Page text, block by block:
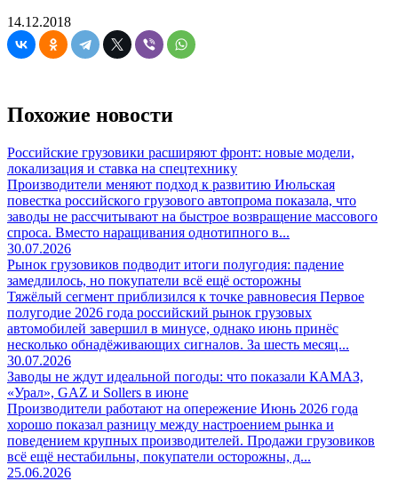
14.12.2018
Похожие новости
Российские грузовики расширяют фронт: новые модели,
локализация и ставка на спецтехнику
Производители меняют подход к развитию Июльская
повестка российского грузового автопрома показала, что
заводы не рассчитывают на быстрое возвращение массового
спроса. Вместо наращивания однотипного в...
30.07.2026
Рынок грузовиков подводит итоги полугодия: падение
замедлилось, но покупатели всё ещё осторожны
Тяжёлый сегмент приблизился к точке равновесия Первое
полугодие 2026 года российский рынок грузовых
автомобилей завершил в минусе, однако июнь принёс
несколько обнадёживающих сигналов. За шесть месяц...
30.07.2026
Заводы не ждут идеальной погоды: что показали КАМАЗ,
«Урал», GAZ и Sollers в июне
Производители работают на опережение Июнь 2026 года
хорошо показал разницу между настроением рынка и
поведением крупных производителей. Продажи грузовиков
всё ещё нестабильны, покупатели осторожны, д...
25.06.2026